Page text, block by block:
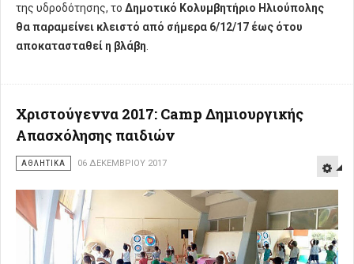
της υδροδότησης, το Δημοτικό Κολυμβητήριο Ηλιούπολης
θα παραμείνει κλειστό από σήμερα 6/12/17 έως ότου
αποκατασταθεί η βλάβη
Χριστούγεννα 2017: Camp Δημιουργικής
Απασχόλησης παιδιών
ΑΘΛΗΤΙΚΑ 06 ΔΕΚΕΜΒΡΊΟΥ 2017